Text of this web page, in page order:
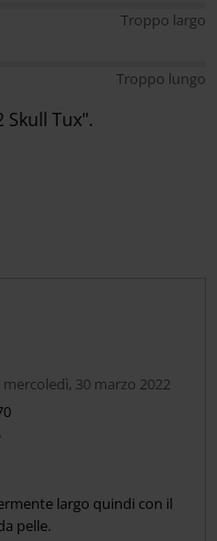
Troppo largo
Troppo lungo
Tux".
30 marzo 2022
largo quindi con il
pelle.